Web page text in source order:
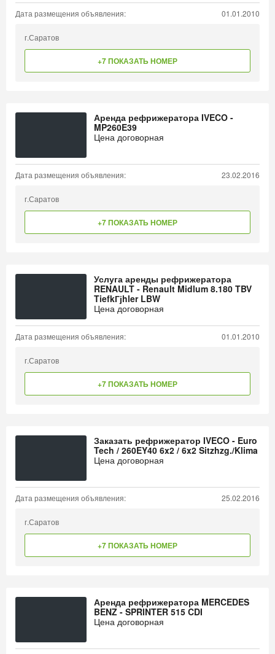
Дата размещения объявления: 01.01.2010
г.Саратов
+7 ПОКАЗАТЬ НОМЕР
Аренда рефрижератора IVECO -
MP260E39
Цена договорная
Дата размещения объявления: 23.02.2016
г.Саратов
+7 ПОКАЗАТЬ НОМЕР
Услуга аренды рефрижератора
RENAULT - Renault Midlum 8.180 TBV
TiefkГјhler LBW
Цена договорная
Дата размещения объявления: 01.01.2010
г.Саратов
+7 ПОКАЗАТЬ НОМЕР
Заказать рефрижератор IVECO - Euro
Tech / 260EY40 6x2 / 6x2 Sitzhzg./Klima
Цена договорная
Дата размещения объявления: 25.02.2016
г.Саратов
+7 ПОКАЗАТЬ НОМЕР
Аренда рефрижератора MERCEDES
BENZ - SPRINTER 515 CDI
Цена договорная